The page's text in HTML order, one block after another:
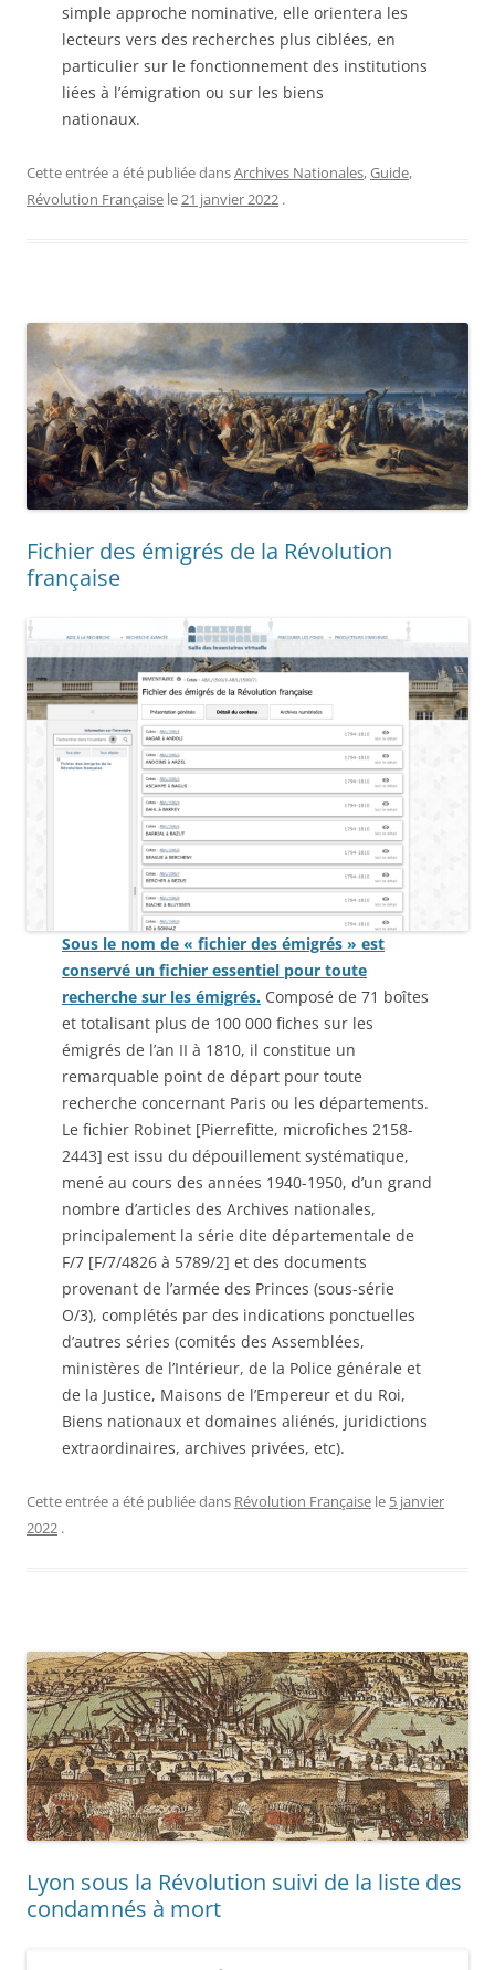
simple approche nominative, elle orientera les
lecteurs vers des recherches plus ciblées, en
particulier sur le fonctionnement des institutions
liées à l’émigration ou sur les biens
nationaux.
Cette entrée a été publiée dansArchives Nationales,Guide,
Révolution Française le21 janvier 2022 .
Fichier des émigrés de la Révolution
française
Sous le nom de « fichier des émigrés » est
conservé un fichier essentiel pour toute
recherche sur les émigrés. Composé de 71 boîtes
et totalisant plus de 100 000 fiches sur les
émigrés de l’an II à 1810, il constitue un
remarquable point de départ pour toute
recherche concernant Paris ou les départements.
Le fichier Robinet [Pierrefitte, microfiches 2158-
2443] est issu du dépouillement systématique,
mené au cours des années 1940-1950, d’un grand
nombre d’articles des Archives nationales,
principalement la série dite départementale de
F/7 [F/7/4826 à 5789/2] et des documents
provenant de l’armée des Princes (sous-série
O/3), complétés par des indications ponctuelles
d’autres séries (comités des Assemblées,
ministères de l’Intérieur, de la Police générale et
de la Justice, Maisons de l’Empereur et du Roi,
Biens nationaux et domaines aliénés, juridictions
extraordinaires, archives privées, etc).
Cette entrée a été publiée dans Révolution Française le 5 janvier
2022 .
Lyon sous la Révolution suivi de la liste des
condamnés à mort